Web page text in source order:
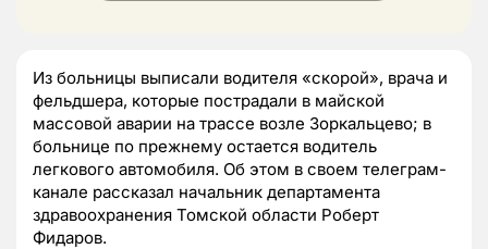
Из больницы выписали водителя «скорой», врача и
фельдшера, которые пострадали в майской
массовой аварии на трассе возле Зоркальцево; в
больнице по прежнему остается водитель
легкового автомобиля. Об этом в своем телеграм-
канале рассказал начальник департамента
здравоохранения Томской области Роберт
Фидаров.